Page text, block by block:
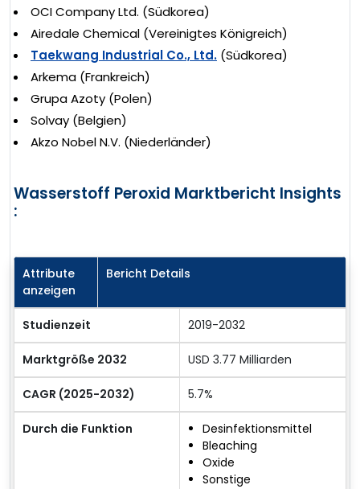
OCI Company Ltd. (Südkorea)
Airedale Chemical (Vereinigtes Königreich)
Taekwang Industrial Co., Ltd. (Südkorea)
Arkema (Frankreich)
Grupa Azoty (Polen)
Solvay (Belgien)
Akzo Nobel N.V. (Niederländer)
Wasserstoff Peroxid Marktbericht Insights
:
Attribute
anzeigen
Bericht Details
Studienzeit 2019-2032
Marktgröße 2032 USD 3.77 Milliarden
CAGR (2025-2032) 5.7%
Durch die Funktion
Desinfektionsmittel
Bleaching
Oxide
Sonstige